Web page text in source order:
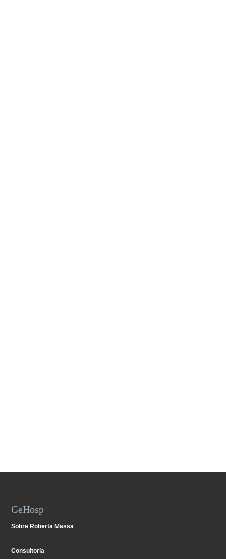
GeHosp
Sobre Roberta Massa
Consultoria